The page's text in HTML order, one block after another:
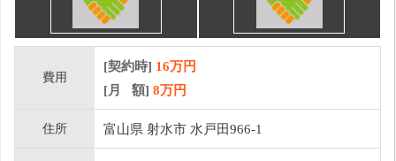
費用
[契約時] 16万円
[月 額] 8万円
住所 富山県 射水市 水戸田966-1